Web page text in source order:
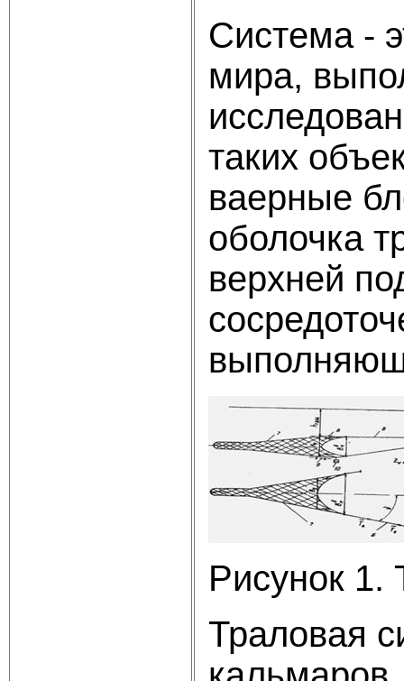
Система -
мира,
таких
ваерные
оболочка
верхней
Рисунок 1.
Траловая